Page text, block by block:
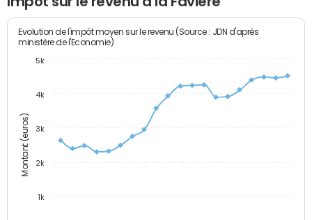
Montant (euros)
Evolution de l'impôt moyen sur le revenu (Source : JDN d'après
ministère de l'Economie)
1k
2k
3k
4k
5k